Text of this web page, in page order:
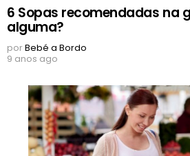
6 Sopas recomendadas na
alguma?
porBebé a Bordo
9 anos ago